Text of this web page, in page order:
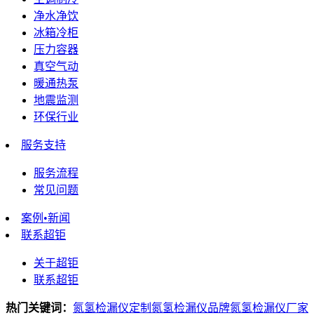
净水净饮
冰箱冷柜
压力容器
真空气动
暖通热泵
地震监测
环保行业
服务支持
服务流程
常见问题
案例•新闻
联系超钜
关于超钜
联系超钜
热门关键词： 氮氢检漏仪定制 氮氢检漏仪品牌氮氢检漏仪厂家